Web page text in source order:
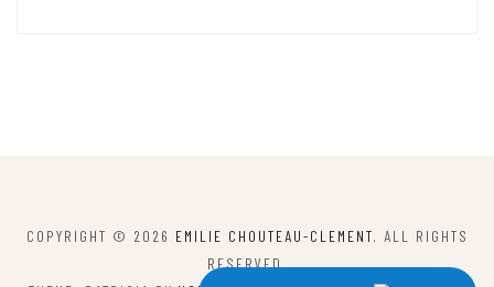
COPYRIGHT © 2026 EMILIE CHOUTEAU-CLEMENT. ALL RIGHTS
RESERVED.